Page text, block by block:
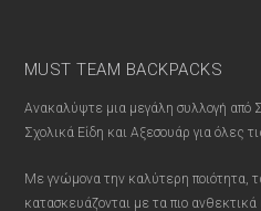
MUST TEAM BACKPACKS
Ανακαλύψτε μια μεγάλη συλλογή από
Σχολικά Είδη και Αξεσουάρ για όλες
Με γνώμονα την καλύτερη ποιότητα,
κατασκευάζονται με τα πιο ανθεκτικά